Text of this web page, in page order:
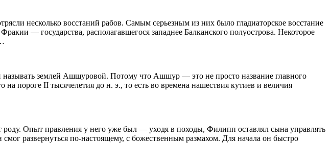
несколько восстаний рабов. Самым серьезным из них было гладиаторское восстание
— государства, располагавшегося западнее Балканского полуострова. Некоторое
землей Ашшуровой. Потому что Ашшур — это не просто название главного
на пороге II тысячелетия до н. э., то есть во времена нашествия кутиев и величия
Опыт правления у него уже был — уходя в походы, Филипп оставлял сына управлять
развернуться по-настоящему, с божественным размахом. Для начала он быстро